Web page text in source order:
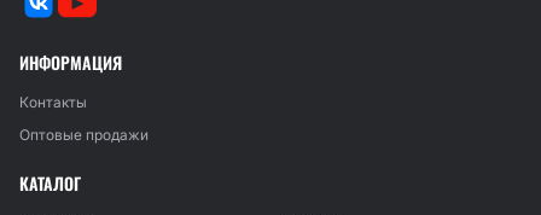
ИНФОРМАЦИЯ
Контакты
Оптовые продажи
КАТАЛОГ